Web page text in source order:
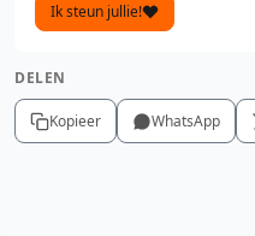
Ik steun jullie!
DELEN
Kopieer WhatsApp